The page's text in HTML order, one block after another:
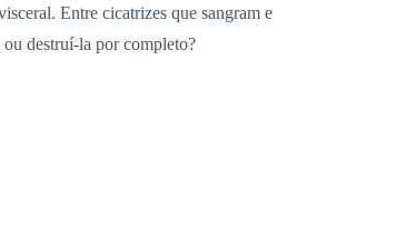
Entre cicatrizes que sangram e
destruí-la por completo?